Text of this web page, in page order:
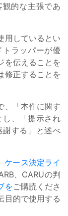
的な主張であ
用しているとい
トラッパーが優
を伝えることを
修正することを
、「本件に関す
し、「提示され
する」と述べ
ケース決定ライ
、CARUの判
をご購読くださ
目的で使用する